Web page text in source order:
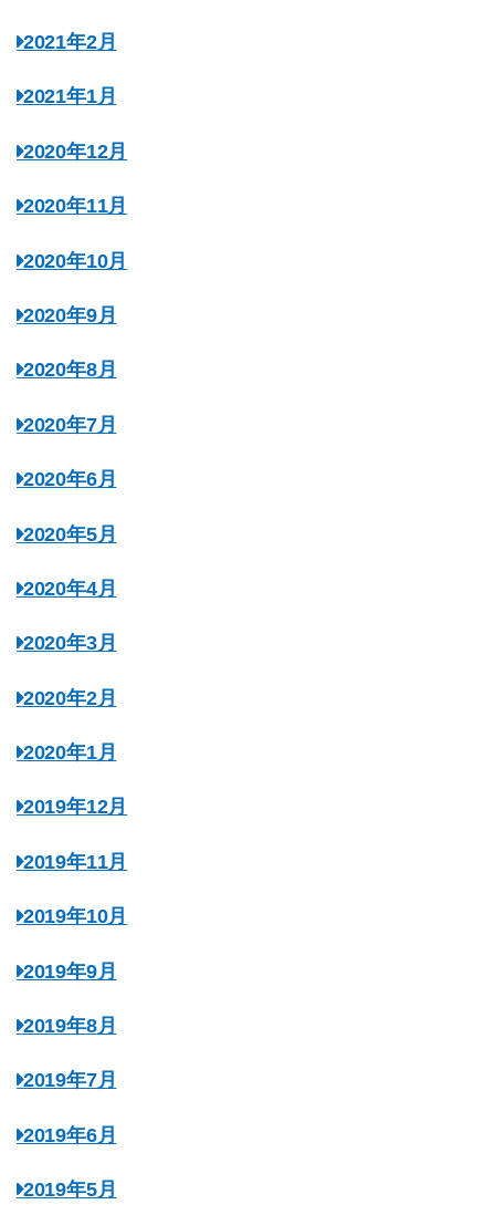
2021年2月
2021年1月
2020年12月
2020年11月
2020年10月
2020年9月
2020年8月
2020年7月
2020年6月
2020年5月
2020年4月
2020年3月
2020年2月
2020年1月
2019年12月
2019年11月
2019年10月
2019年9月
2019年8月
2019年7月
2019年6月
2019年5月